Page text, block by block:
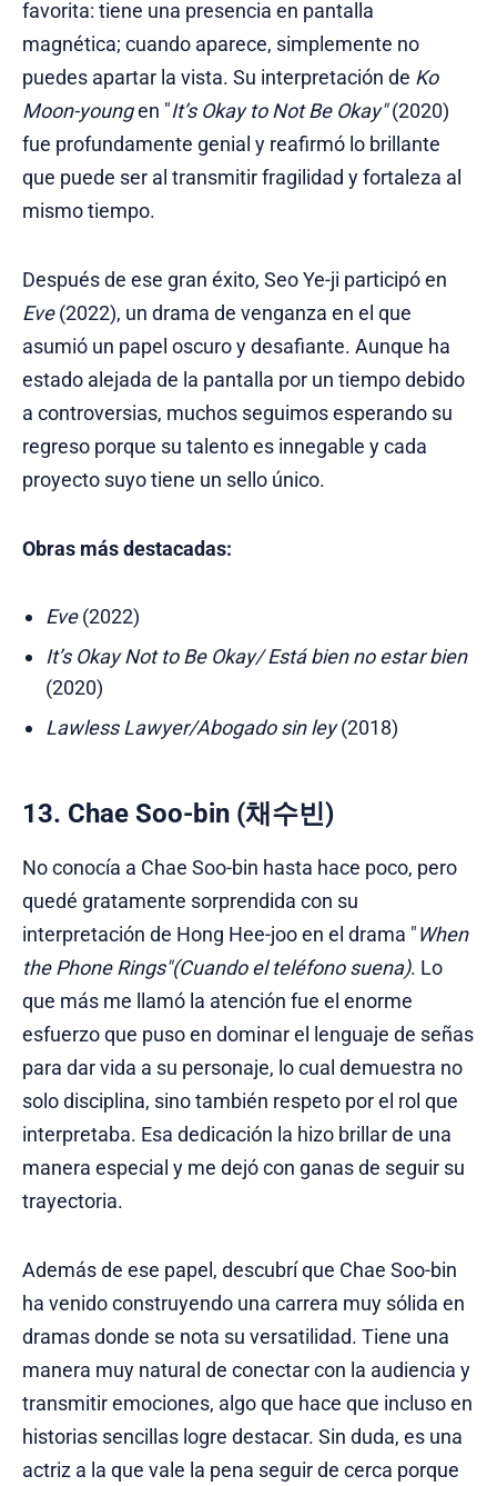
favorita: tiene una presencia en pantalla
magnética; cuando aparece, simplemente no
puedes apartar la vista. Su interpretación de Ko
Moon-youngen "It’s Okay to Not Be Okay"(2020)
fue profundamente genial y reafirmó lo brillante
que puede ser al transmitir fragilidad y fortaleza al
mismo tiempo.
Después de ese gran éxito, Seo Ye-ji participó en
Eve(2022), un drama de venganza en el que
asumió un papel oscuro y desafiante. Aunque ha
estado alejada de la pantalla por un tiempo debido
a controversias, muchos seguimos esperando su
regreso porque su talento es innegable y cada
proyecto suyo tiene un sello único.
Obras más destacadas:
Eve(2022)
It’s Okay Not to Be Okay/ Está bien no estar bien
(2020)
Lawless Lawyer/Abogado sin ley(2018)
13. Chae Soo-bin (채수빈)
No conocía a Chae Soo-bin hasta hace poco, pero
quedé gratamente sorprendida con su
interpretación de Hong Hee-joo en el drama "When
the Phone Rings"(Cuando el teléfono suena). Lo
que más me llamó la atención fue el enorme
esfuerzo que puso en dominar el lenguaje de señas
para dar vida a su personaje, lo cual demuestra no
solo disciplina, sino también respeto por el rol que
interpretaba. Esa dedicación la hizo brillar de una
manera especial y me dejó con ganas de seguir su
trayectoria.
Además de ese papel, descubrí que Chae Soo-bin
ha venido construyendo una carrera muy sólida en
dramas donde se nota su versatilidad. Tiene una
manera muy natural de conectar con la audiencia y
transmitir emociones, algo que hace que incluso en
historias sencillas logre destacar. Sin duda, es una
actriz a la que vale la pena seguir de cerca porque